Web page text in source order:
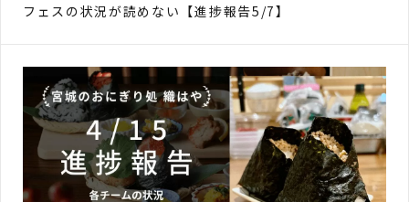
フェスの状況が読めない【進捗報告5/7】